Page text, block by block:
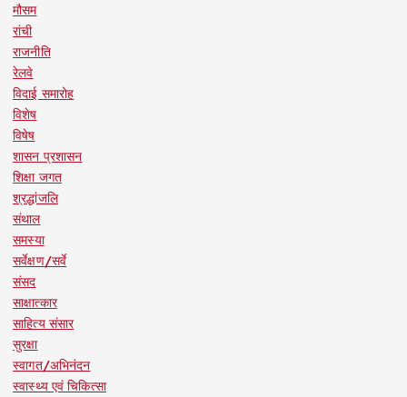
मौसम
रांची
राजनीति
रेलवे
विदाई समारोह
विशेष
विषेष
शासन प्रशासन
शिक्षा जगत
श्रद्धांजलि
संथाल
समस्या
सर्वेक्षण/सर्वे
संसद
साक्षात्कार
साहित्य संसार
सुरक्षा
स्वागत/अभिनंदन
स्वास्थ्य एवं चिकित्सा